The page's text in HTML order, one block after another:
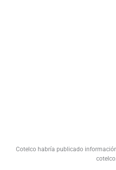
Cotelco habría publicado